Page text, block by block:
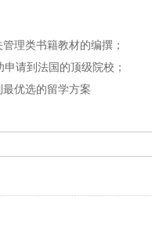
理类书籍教材的编撰；
请到法国的顶级院校；
优选的留学方案